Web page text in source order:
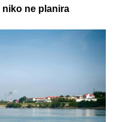
niko ne planira